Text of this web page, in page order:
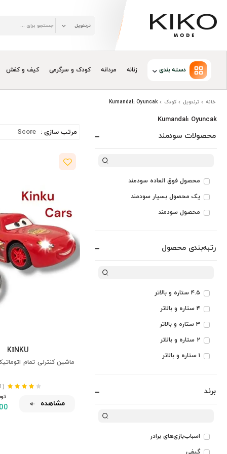
دسته بندی زنانه مردانه کودک و سرگرمی کیف و کفش
خانه ترندویل کودک Kumandalı Oyuncak
Kumandalı Oyuncak
محصولات سودمند
محصول فوق العاده سودمند
یک محصول بسیار سودمند
محصول سودمند
رتبه‌بندی محصول
۴.۵ ستاره و بالاتر
۴ ستاره و بالاتر
۳ ستاره و بالاتر
۲ ستاره و بالاتر
۱ ستاره و بالاتر
برند
اسباب‌بازی‌های برادر
گیفی
مرتب سازی :
KİNKU
ماشین کنترلی تمام
(411)
مشاهده